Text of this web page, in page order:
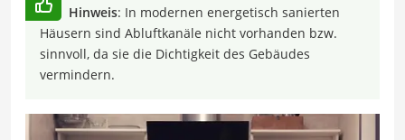
Hinweis: In modernen energetisch sanierten
Häusern sind Abluftkanäle nicht vorhanden bzw.
sinnvoll, da sie die Dichtigkeit des Gebäudes
vermindern.